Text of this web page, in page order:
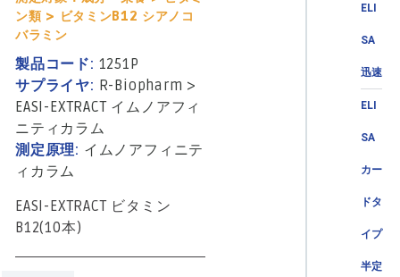
ELI
SA
迅速
ELI
SA
カー
ドタ
イプ
半定
ン類 > ビタミンB12 シアノコ
バラミン
製品コード: 1251P
サプライヤ: R-Biopharm >
EASI-EXTRACT イムノアフィ
ニティカラム
測定原理: イムノアフィニテ
ィカラム
EASI-EXTRACT ビタミン
B12(10本)